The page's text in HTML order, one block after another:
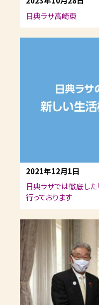
日典ラサ高崎東
2021年12月1日
日典ラサでは徹底した
行っております